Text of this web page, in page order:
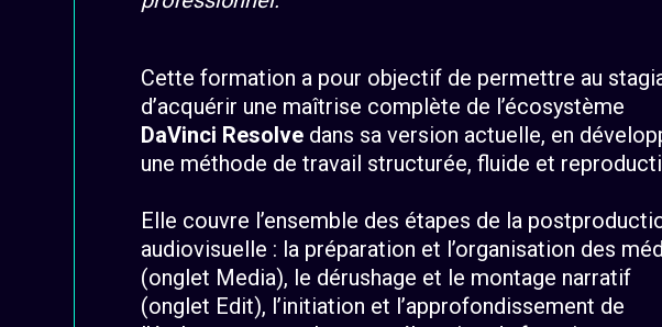
Cette formation a pour objectif de permettre au
d’acquérir une maîtrise complète de l’écosystème
DaVinci Resolve dans sa version actuelle, en
une méthode de travail structurée, fluide et
Elle couvre l’ensemble des étapes de la
audiovisuelle : la préparation et l’organisation des
(onglet Media), le dérushage et le montage narratif
(onglet Edit), l’initiation et l’approfondissement de